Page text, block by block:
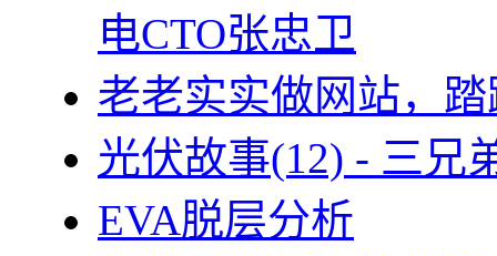
电CTO张忠卫
老老实实做网站，
光伏故事(12) - 三兄
EVA脱层分析